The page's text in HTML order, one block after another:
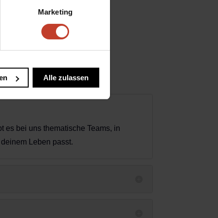
Marketing
Alle zulassen
es bei uns thematische Teams, in
Leben passt.